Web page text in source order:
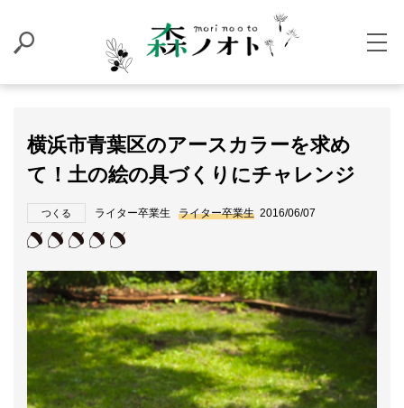
横浜市青葉区のアースカラーを求め
て！土の絵の具づくりにチャレンジ
つくる ライター卒業生 ライター卒業生 2016/06/07